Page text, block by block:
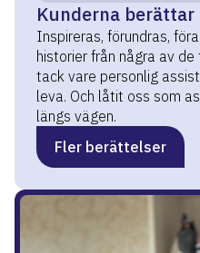
Kunderna berättar
Inspireras, förundras,
historier från några av
tack vare personlig
leva. Och låtit oss som
längs vägen.
Fler berättelser